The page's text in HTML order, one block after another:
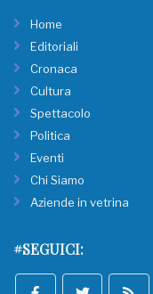
Home
Editoriali
Cronaca
Cultura
Spettacolo
Politica
Eventi
Chi Siamo
Aziende in vetrina
#SEGUICI: